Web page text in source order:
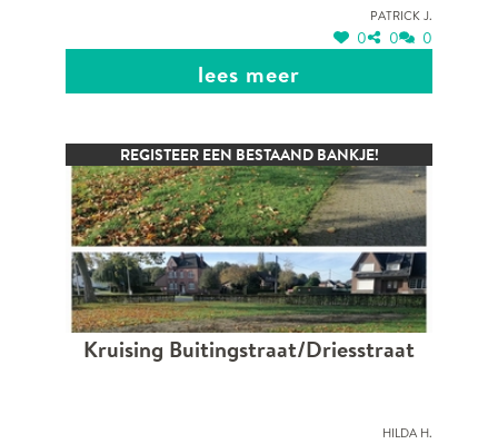
Patrick J.
0 0 0
lees meer
REGISTEER EEN BESTAAND BANKJE!
Kruising Buitingstraat/Driesstraat
Hilda H.